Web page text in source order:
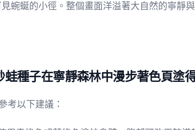
蜿蜒的小徑。整個畫面洋溢著大自然的寧靜
種子在寧靜森林中漫步著色頁塗
考以下建議：